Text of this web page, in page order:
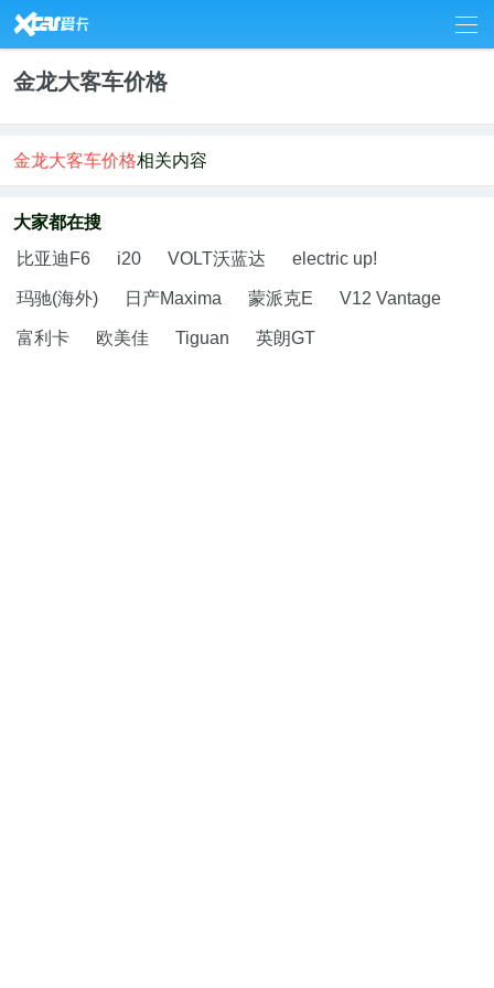
7
金龙大客车价格
金龙大客车价格相关内容
大家都在搜
比亚迪F6
i20 VOLT沃蓝达 electric up!
玛驰(海外) 日产Maxima 蒙派克E V12 Vantage
富利卡 欧美佳 Tiguan 英朗GT